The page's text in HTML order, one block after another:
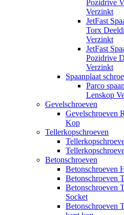
Pozidrive
Verzinkt
JetFast
Torx
Verzinkt
JetFast
Pozidrive
Verzinkt
Spaanplaat
Parco
Lenskop
Gevelschroeven
Gevelschroeven
Kop
Tellerkopschroeven
Betonschroeven
Betonschroeven
Betonschroeven
Betonschroeven
Socket
Betonschroeven